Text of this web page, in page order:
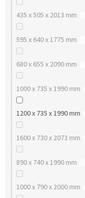
435 x 505 x 2013 mm
595 x 640 x 1775 mm
680 x 655 x 2090 mm
1000 x 735 x 1990 mm
1200 x 735 x 1990 mm
1600 x 730 x 2073 mm
890 x 740 x 1990 mm
1000 x 790 x 2000 mm